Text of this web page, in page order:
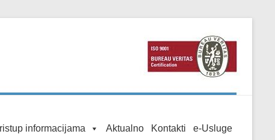
informacijama Aktualno Kontakti e-Usluge